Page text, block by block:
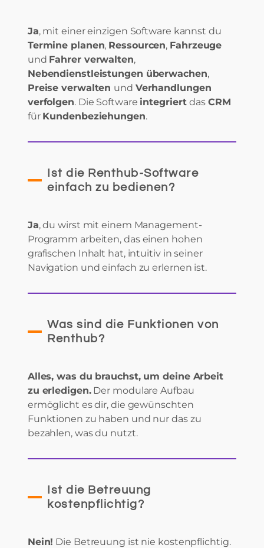
Ja, mit einer einzigen Software kannst du
Termine planen, Ressourcen, Fahrzeuge
und Fahrer verwalten,
Nebendienstleistungen überwachen,
Preise verwalten und Verhandlungen
verfolgen. Die Software integriertdas CRM
für Kundenbeziehungen.
Ist die Renthub-Software
einfach zu bedienen?
Ja, du wirst mit einem Management-
Programm arbeiten, das einen hohen
grafischen Inhalt hat, intuitiv in seiner
Navigation und einfach zu erlernen ist.
Was sind die Funktionen von
Renthub?
Alles, was du brauchst, um deine Arbeit
zu erledigen.Der modulare Aufbau
ermöglicht es dir, die gewünschten
Funktionen zu haben und nur das zu
bezahlen, was du nutzt.
Ist die Betreuung
kostenpflichtig?
Nein! Die Betreuung ist nie kostenpflichtig.